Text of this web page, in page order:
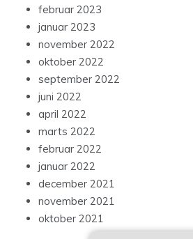
februar 2023
januar 2023
november 2022
oktober 2022
september 2022
juni 2022
april 2022
marts 2022
februar 2022
januar 2022
december 2021
november 2021
oktober 2021